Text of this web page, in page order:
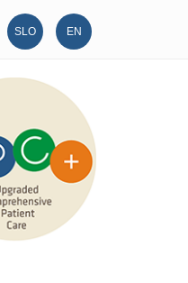
SLO EN